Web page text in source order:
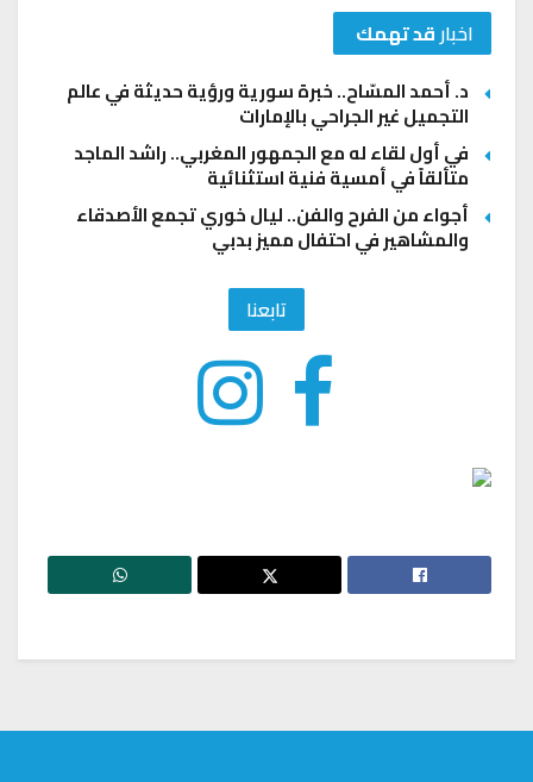
اخبارقد تهمك
د. أحمد المسّاح.. خبرة سورية ورؤية حديثة في عالم
التجميل غير الجراحي بالإمارات
في أول لقاء له مع الجمهور المغربي.. راشد الماجد
متألقاً في أمسية فنية استثنائية
أجواء من الفرح والفن.. ليال خوري تجمع الأصدقاء
والمشاهير في احتفال مميز بدبي
تابعنا